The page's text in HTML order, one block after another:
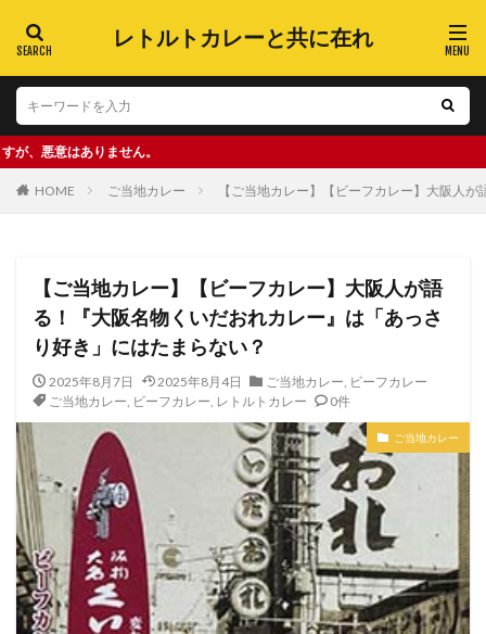
レトルトカレーと共に在れ
ません。
HOME ご当地カレー 【ご当地カレー】【ビーフカレー】大阪人
【ご当地カレー】【ビーフカレー】大阪人が語
る！『大阪名物くいだおれカレー』は「あっさ
り好き」にはたまらない？
2025年8月7日 2025年8月4日 ご当地カレー, ビーフカレー
ご当地カレー, ビーフカレー, レトルトカレー 0件
ご当地カレー